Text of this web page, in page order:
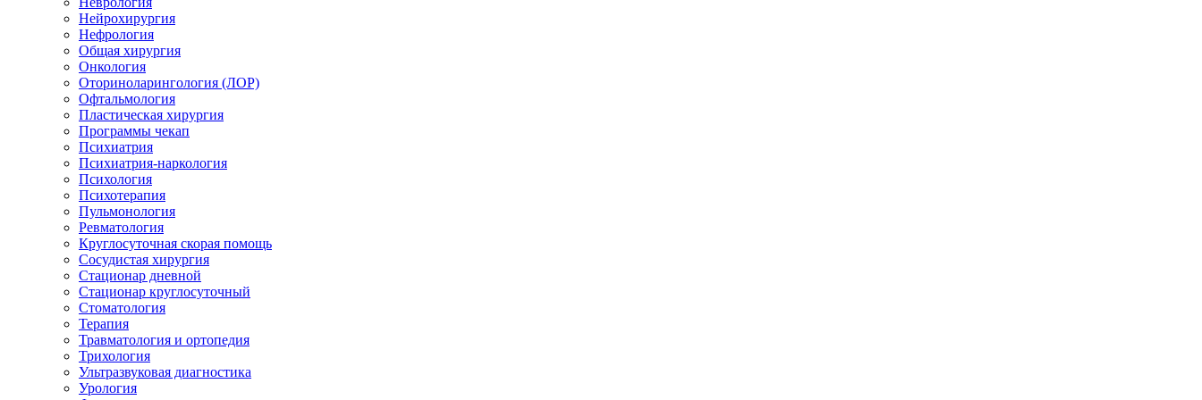
Нейрохирургия
Нефрология
Общая хирургия
Онкология
Оториноларингология (ЛОР)
Офтальмология
Пластическая хирургия
Программы чекап
Психиатрия
Психиатрия-наркология
Психология
Психотерапия
Пульмонология
Ревматология
Круглосуточная скорая помощь
Сосудистая хирургия
Стационар дневной
Стационар круглосуточный
Стоматология
Терапия
Травматология и ортопедия
Трихология
Ультразвуковая диагностика
Урология